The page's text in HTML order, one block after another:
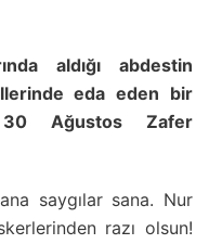
aldığı abdestin
eda eden bir
Ağustos Zafer
saygılar sana. Nur
razı olsun!